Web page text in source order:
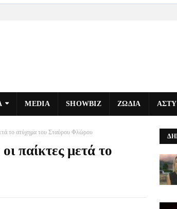
MEDIA SHOWBIZ ΖΩΔΙΑ
το ατύχημα του Σταύρου Φλώρου
παίκτες μετά το